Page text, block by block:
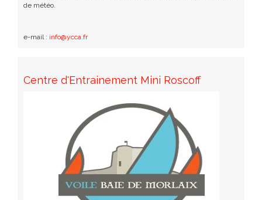
de météo.
e-mail : info@ycca.fr
Centre d'Entrainement Mini Roscoff